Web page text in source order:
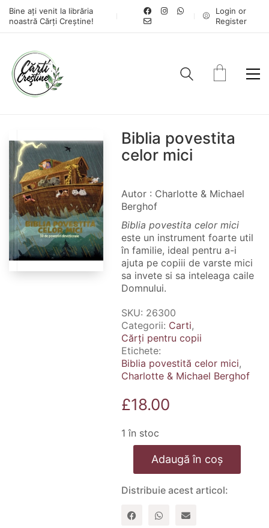
Bine ați venit la librăria
noastră Cărți Creștine!
Login or
Register
Biblia povestita
celor mici
Autor : Charlotte & Michael
Berghof
Biblia povestita celor mici
este un instrument foarte util
în familie, ideal pentru a-i
ajuta pe copiii de varste mici
sa invete si sa inteleaga caile
Domnului.
SKU: 26300
Categorii: Carti,
Cărți pentru copii
Etichete:
Biblia povestită celor mici,
Charlotte & Michael Berghof
£18.00
1 în stoc
Cantitate
povestita
celor
mici
Adaugă în coș
Distribuie acest articol: